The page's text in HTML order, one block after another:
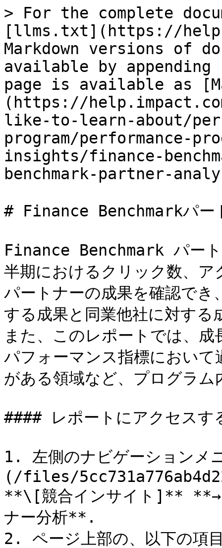
> For the complete
[llms.txt](https://
Markdown versions of
available by
page is available as
(https://
like-to-learn-about/
program/performance-
insights/finance-
benchmark-partner-
# Finance Benchmarkパー
Finance Benchmark パート
半期におけるクリック数、ア
パートナーの成果を確認で
する成果と同業他社に対する
また、このレポートでは、
パフォーマンス指標におい
がある領域など、プログラ
#### レポートにアクセスす
1. 左側のナビゲーション
(/files/
**\[競合インサイト]**
ナー分析**.
2. ページ上部の、以下の項